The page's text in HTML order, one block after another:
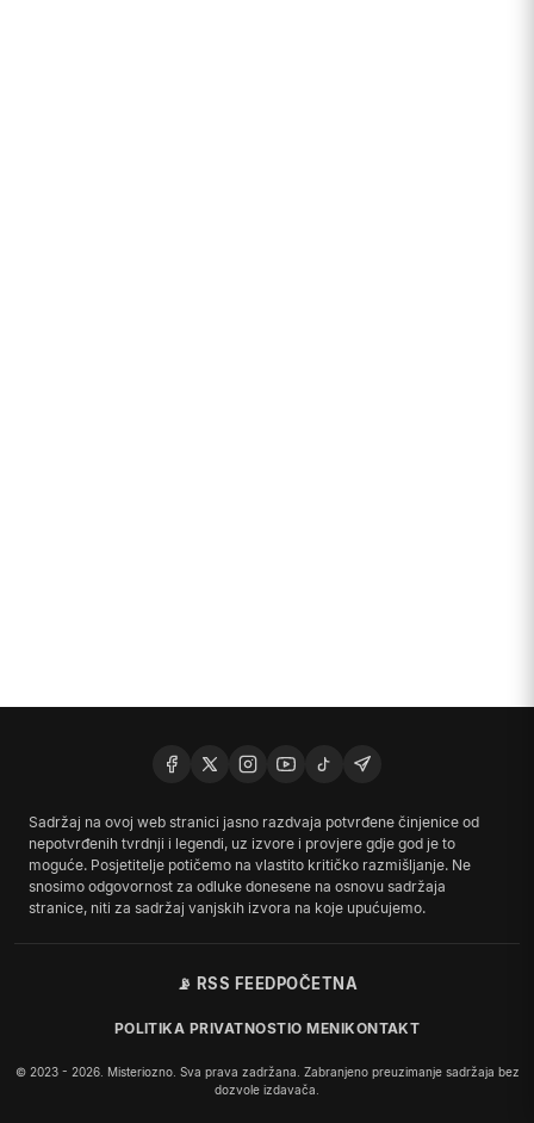
Sadržaj na ovoj web stranici jasno razdvaja potvrđene činjenice od
nepotvrđenih tvrdnji i legendi, uz izvore i provjere gdje god je to
moguće. Posjetitelje potičemo na vlastito kritičko razmišljanje. Ne
snosimo odgovornost za odluke donesene na osnovu sadržaja
stranice, niti za sadržaj vanjskih izvora na koje upućujemo.
📡 RSS FEEDPOČETNA
POLITIKA PRIVATNOSTIO MENIKONTAKT
© 2023 - 2026. Misteriozno. Sva prava zadržana. Zabranjeno preuzimanje sadržaja bez
dozvole izdavača.